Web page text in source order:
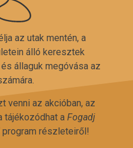
az utak mentén, a
álló keresztek
állaguk megóvása az
venni az akcióban, az
tájékozódhat a Fogadj
program részleteiről!